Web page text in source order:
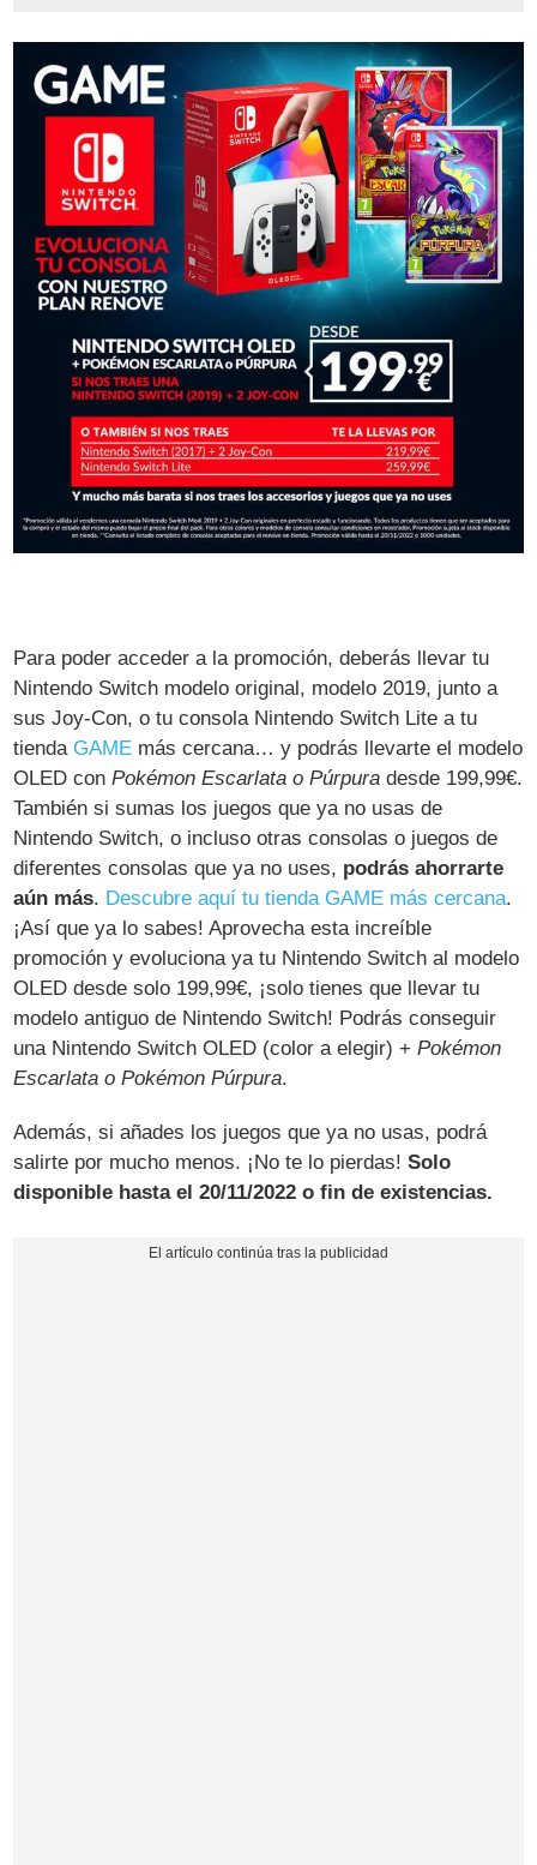
Para poder acceder a la promoción, deberás llevar tu
Nintendo Switch modelo original, modelo 2019, junto a
sus Joy-Con, o tu consola Nintendo Switch Lite a tu
tienda GAME más cercana… y podrás llevarte el modelo
OLED conPokémon Escarlata o Púrpura desde 199,99€.
También si sumas los juegos que ya no usas de
Nintendo Switch, o incluso otras consolas o juegos de
diferentes consolas que ya no uses, podrás ahorrarte
aún más. Descubre aquí tu tienda GAME más cercana.
¡Así que ya lo sabes! Aprovecha esta increíble
promoción y evoluciona ya tu Nintendo Switch al modelo
OLED desde solo 199,99€, ¡solo tienes que llevar tu
modelo antiguo de Nintendo Switch! Podrás conseguir
una Nintendo Switch OLED (color a elegir) +Pokémon
Escarlata o Pokémon Púrpura.
Además, si añades los juegos que ya no usas, podrá
salirte por mucho menos. ¡No te lo pierdas! Solo
disponible hasta el 20/11/2022 o fin de existencias.